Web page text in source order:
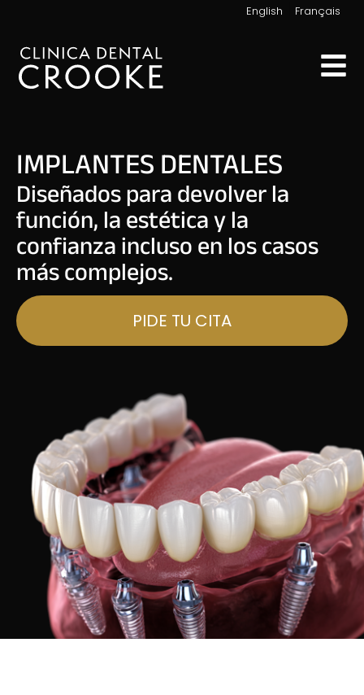
English Français
IMPLANTES DENTALES
Diseñados para devolver la
función, la estética y la
confianza incluso en los casos
más complejos.
PIDE TU CITA